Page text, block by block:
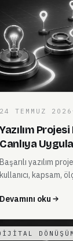
24 TEMMUZ 2026
Yazılım
Canlıya
Başarılı yazılım
kullanıcı, kapsam,
Devamını oku
DÖNÜŞÜM